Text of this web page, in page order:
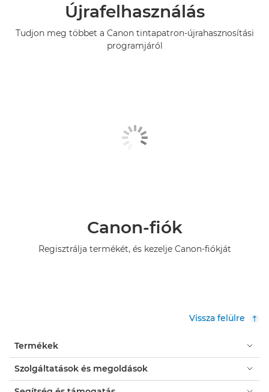
Újrafelhasználás
Tudjon meg többet a Canon tintapatron-újrahasznosítási
programjáról
Canon-fiók
Regisztrálja termékét, és kezelje Canon-fiókját
Vissza felülre
Termékek
Szolgáltatások és megoldások